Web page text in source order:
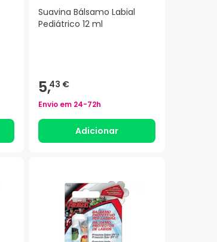
Suavina Bálsamo Labial
Pediátrico 12 ml
5,43 €
Envio em 24-72h
Adicionar